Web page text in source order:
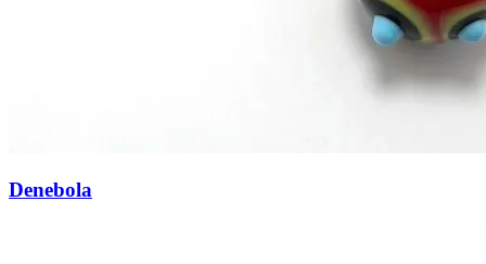
Denebola